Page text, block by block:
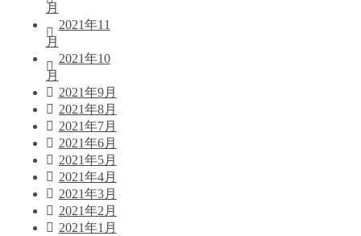
月
2021年11
月
2021年10
月
2021年9月
2021年8月
2021年7月
2021年6月
2021年5月
2021年4月
2021年3月
2021年2月
2021年1月